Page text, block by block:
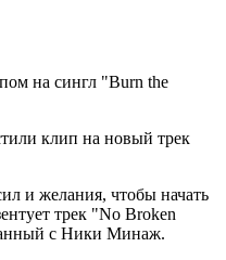
на сингл "Burn the
клип на новый трек
и желания, чтобы начать
трек "No Broken
с Ники Минаж.